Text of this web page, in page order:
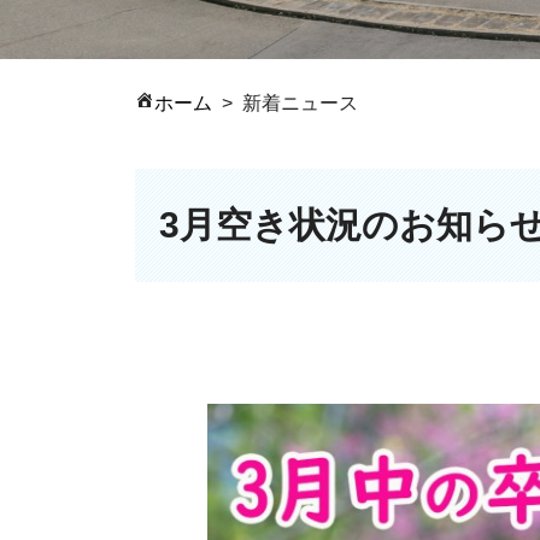
ホーム 新着ニュース
3月空き状況のお知ら